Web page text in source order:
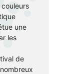
une
les
de